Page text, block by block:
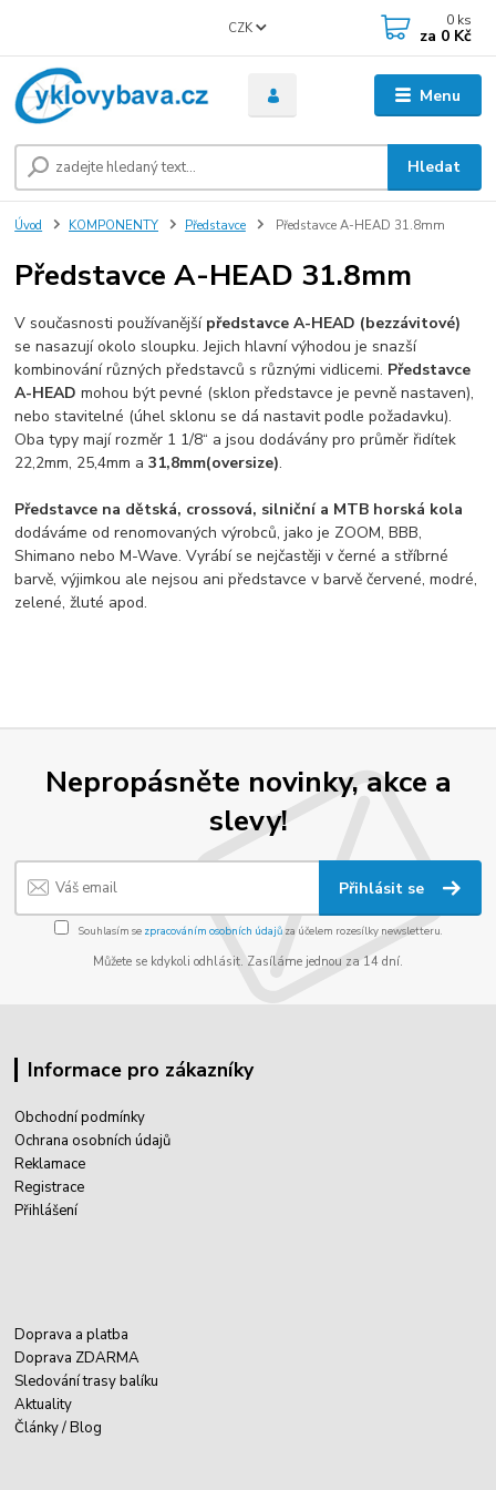
Menu
CZK
Hledat
0 ks
za 0 Kč
Úvod KOMPONENTY Představce Představce A-HEAD 31.8mm
Představce A-HEAD 31.8mm
V současnosti používanější představce A-HEAD (bezzávitové)
se nasazují okolo sloupku. Jejich hlavní výhodou je snazší
kombinování různých představců s různými vidlicemi. Představce
A-HEAD mohou být pevné (sklon představce je pevně nastaven),
nebo stavitelné (úhel sklonu se dá nastavit podle požadavku).
Oba typy mají rozměr 1 1/8“ a jsou dodávány pro průměr řidítek
22,2mm, 25,4mm a31,8mm(oversize).
Představce na dětská, crossová, silniční a MTB horská kola
dodáváme od renomovaných výrobců, jako je ZOOM, BBB,
Shimano nebo M-Wave. Vyrábí se nejčastěji v černé a stříbrné
barvě, výjimkou ale nejsou ani představce v barvě červené, modré,
zelené, žluté apod.
Nepropásněte novinky, akce a
slevy!
Přihlásit se
Souhlasím se zpracováním osobních údajůza účelem rozesílky newsletteru.
Můžete se kdykoli odhlásit. Zasíláme jednou za 14 dní.
Informace pro zákazníky
Obchodní podmínky
Ochrana osobních údajů
Reklamace
Registrace
Přihlášení
Doprava a platba
Doprava ZDARMA
Sledování trasy balíku
Aktuality
Články / Blog